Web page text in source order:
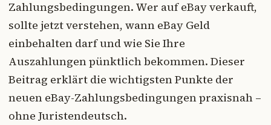
Zahlungsbedingungen. Wer auf eBay verkauft,
sollte jetzt verstehen, wann eBay Geld
einbehalten darf und wie Sie Ihre
Auszahlungen pünktlich bekommen. Dieser
Beitrag erklärt die wichtigsten Punkte der
neuen eBay-Zahlungsbedingungen praxisnah –
ohne Juristendeutsch.